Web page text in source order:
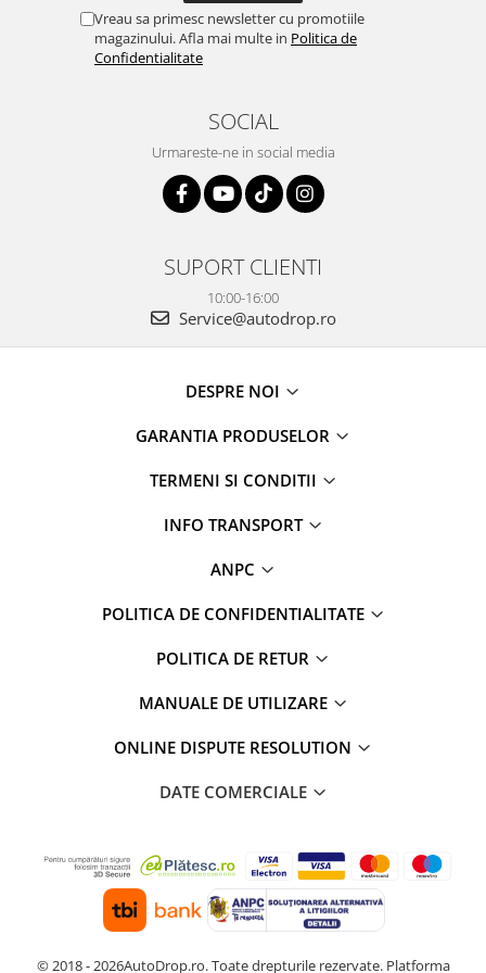
Navigații universale 2DIN
Navigații universale 1DIN
Rame adaptoare auto
Rame adaptoare Volkswagen
Rame adaptoare Opel
Rame adaptoare Suzuki
Rame adaptoare Seat
Rame adaptoare Renault
Rame adaptoare Volvo
Rame adaptoare Honda
Rame adaptoare Peugeot
Vreau sa primesc newsletter cu promotiile
magazinului. Afla mai multe in Politica de
Confidentialitate
SOCIAL
Urmareste-ne in social media
SUPORT CLIENTI
10:00-16:00
Service@autodrop.ro
DESPRE NOI
GARANTIA PRODUSELOR
TERMENI SI CONDITII
INFO TRANSPORT
ANPC
POLITICA DE CONFIDENTIALITATE
POLITICA DE RETUR
MANUALE DE UTILIZARE
ONLINE DISPUTE RESOLUTION
DATE COMERCIALE
© 2018 - 2026AutoDrop.ro. Toate drepturile rezervate. Platforma